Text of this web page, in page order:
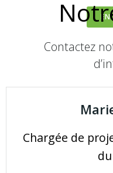
EN
Contactez
Chargée de